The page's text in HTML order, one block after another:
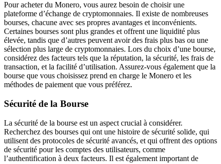
Pour acheter du Monero, vous aurez besoin de choisir une
plateforme d’échange de cryptomonnaies. Il existe de nombreuses
bourses, chacune avec ses propres avantages et inconvénients.
Certaines bourses sont plus grandes et offrent une liquidité plus
élevée, tandis que d’autres peuvent avoir des frais plus bas ou une
sélection plus large de cryptomonnaies. Lors du choix d’une bourse,
considérez des facteurs tels que la réputation, la sécurité, les frais de
transaction, et la facilité d’utilisation. Assurez-vous également que la
bourse que vous choisissez prend en charge le Monero et les
méthodes de paiement que vous préférez.
Sécurité de la Bourse
La sécurité de la bourse est un aspect crucial à considérer.
Recherchez des bourses qui ont une histoire de sécurité solide, qui
utilisent des protocoles de sécurité avancés, et qui offrent des options
de sécurité pour les comptes des utilisateurs, comme
l’authentification à deux facteurs. Il est également important de